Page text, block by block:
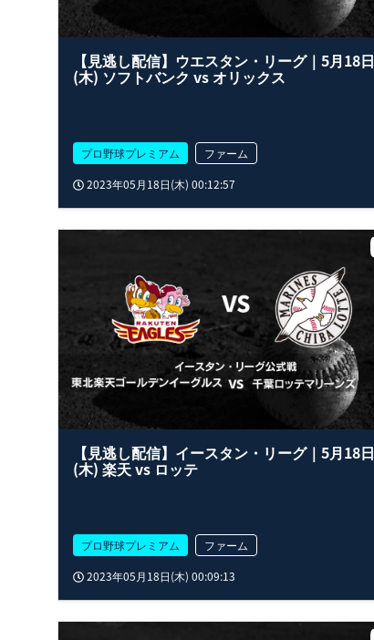
【見逃し配信】ウエスタン・リーグ｜5月18日
(木) ソフトバンク vs オリックス
プロ野球プレミアム
ファーム
2023年05月18日(木) 00:12:57
【見逃し配信】イースタン・リーグ｜5月18日
(木) 楽天 vs ロッテ
プロ野球プレミアム
ファーム
2023年05月18日(木) 00:09:13